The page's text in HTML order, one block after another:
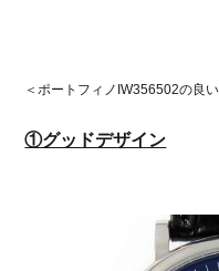
＜ポートフィノIW356502の良い
①グッドデザイン